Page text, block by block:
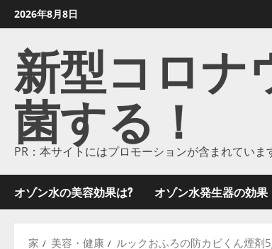
ン
2026年8月8日
新型コロナ
菌する！
PR：本サイトにはプロモーションが含まれていま
オゾン水の美容効果は? オゾン水発生器の効果
家 美容・健康 ルックおふろの防カビくん煙剤